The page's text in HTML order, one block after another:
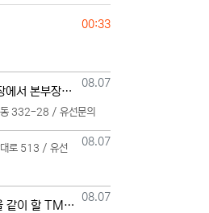
등록일
00:33
등록일
08.07
사업승인 완료된 형장에서 본부장님 모십니다
동 332-28 / 유선문의
등록일
08.07
대로 513 / 유선
등록일
08.07
"서울 수도권 현장"을 같이 할 TM 단독 단일 영업본부 팀 선착순 모집